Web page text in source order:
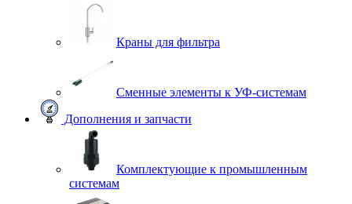
Краны для фильтра
Сменные элементы к УФ-системам
Дополнения и запчасти
Комплектующие к промышленным
системам